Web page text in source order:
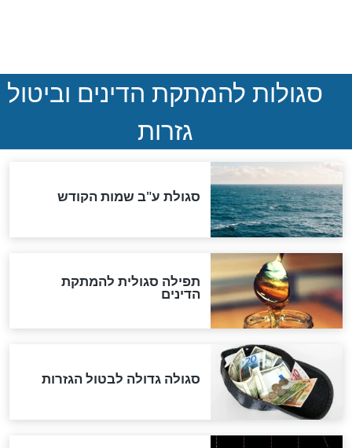
במרתפי מוסקבה: כתב היד
הנדיר של הרשב"ם התגלה
"מודה לקב"ה על כל השנים"
לכל המאמרים
אחרית הימים
האם אפשר לחשב את הקץ?